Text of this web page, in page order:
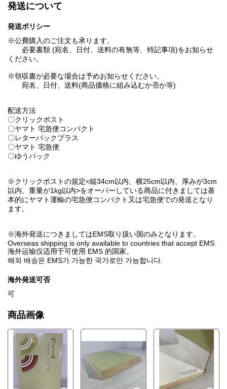
発送について
発送ポリシー
※公費購入のご注文も承ります。
必要書類 (宛名、日付、送料の有無等、特記事項)をお知らせ
ください。
※領収書が必要な場合は予めお知らせください。
宛名、日付、送料(商品価格に組み込むか否か等)
配送方法
〇クリックポスト
〇ヤマト 宅急便コンパクト
〇レターパックプラス
〇ヤマト 宅急便
〇ゆうパック
※クリックポストの規定<縦34cm以内、横25cm以内、厚みが3cm
以内、重量が1kg以内>をオーバーしている商品に付きましては基
本的にヤマト運輸の宅急便コンパクト又は宅急便での発送となり
ます。
※海外発送につきましてはEMS取り扱い国のみとなります。
Overseas shipping is only available to countries that accept EMS.
海外运输仅适用于可使用 EMS 的国家。
해외 배송은 EMS가 가능한 국가로만 가능합니다.
海外発送可否
可
商品画像